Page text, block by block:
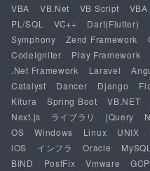
VBA
VB.Net VB Script VBA
PL/SQL
VC++ Dart(Flutter)
Symphony
Zend Framework
CodeIgniter
Play Framework
.Net Framework
Laravel
Catalyst
Dancer Django
Kitura
Spring Boot VB.NET
Next.js
ライブラリ jQuery
OS
Windows Linux UNIX
iOS
インフラ Oracle MySQL
BIND
PostFix Vmware GCP